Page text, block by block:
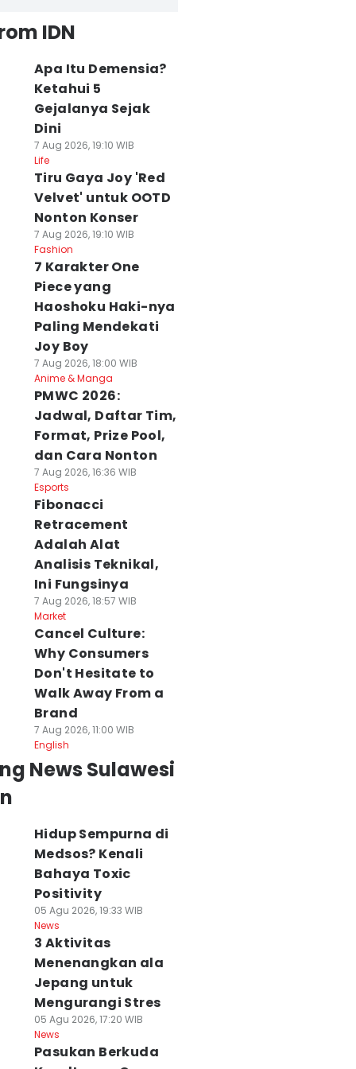
IDN
Apa Itu Demensia?
Ketahui 5
Gejalanya Sejak
Dini
7 Aug 2026, 19:10 WIB
Life
Tiru Gaya Joy 'Red
Velvet' untuk OOTD
Nonton Konser
7 Aug 2026, 19:10 WIB
Fashion
7 Karakter One
Piece yang
Haoshoku Haki-nya
Paling Mendekati
Joy Boy
7 Aug 2026, 18:00 WIB
Anime & Manga
PMWC 2026:
Jadwal, Daftar Tim,
Format, Prize Pool,
dan Cara Nonton
7 Aug 2026, 16:36 WIB
Esports
Fibonacci
Retracement
Adalah Alat
Analisis Teknikal,
Ini Fungsinya
7 Aug 2026, 18:57 WIB
Market
Cancel Culture:
Why Consumers
Don't Hesitate to
Walk Away From a
Brand
7 Aug 2026, 11:00 WIB
English
News Sulawesi
Hidup Sempurna di
Medsos? Kenali
Bahaya Toxic
Positivity
05 Agu 2026, 19:33 WIB
News
3 Aktivitas
Menenangkan ala
Jepang untuk
Mengurangi Stres
05 Agu 2026, 17:20 WIB
News
Pasukan Berkuda